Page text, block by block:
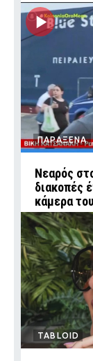
ΠΑΡΑΞΕΝΑ
Νεαρός
διακοπές
κάμερα
TABLOID